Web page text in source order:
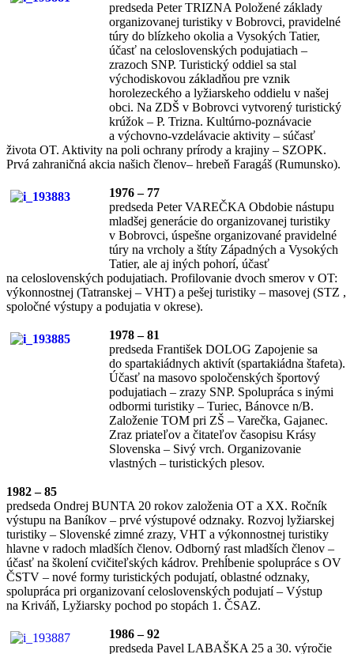
predseda Peter TRIZNA Položené základy
organizovanej turistiky v Bobrovci, pravidelné
túry do blízkeho okolia a Vysokých Tatier,
účasť na celoslovenských podujatiach –
zrazoch SNP. Turistický oddiel sa stal
východiskovou základňou pre vznik
horolezeckého a lyžiarskeho oddielu v našej
obci. Na ZDŠ v Bobrovci vytvorený turistický
krúžok – P. Trizna. Kultúrno-poznávacie
a výchovno-vzdelávacie aktivity – súčasť
života OT. Aktivity na poli ochrany prírody a krajiny – SZOPK.
Prvá zahraničná akcia našich členov– hrebeň Faragáš (Rumunsko).
1976 – 77
predseda Peter VAREČKA Obdobie nástupu
mladšej generácie do organizovanej turistiky
v Bobrovci, úspešne organizované pravidelné
túry na vrcholy a štíty Západných a Vysokých
Tatier, ale aj iných pohorí, účasť
na celoslovenských podujatiach. Profilovanie dvoch smerov v OT:
výkonnostnej (Tatranskej – VHT) a pešej turistiky – masovej (STZ ,
spoločné výstupy a podujatia v okrese).
1978 – 81
predseda František DOLOG Zapojenie sa
do spartakiádnych aktivít (spartakiádna štafeta).
Účasť na masovo spoločenských športový
podujatiach – zrazy SNP. Spolupráca s inými
odbormi turistiky – Turiec, Bánovce n/B.
Založenie TOM pri ZŠ – Varečka, Gajanec.
Zraz priateľov a čitateľov časopisu Krásy
Slovenska – Sivý vrch. Organizovanie
vlastných – turistických plesov.
1982 – 85
predseda Ondrej BUNTA 20 rokov založenia OT a XX. Ročník
výstupu na Baníkov – prvé výstupové odznaky. Rozvoj lyžiarskej
turistiky – Slovenské zimné zrazy, VHT a výkonnostnej turistiky
hlavne v radoch mladších členov. Odborný rast mladších členov –
účasť na školení cvičiteľských kádrov. Prehĺbenie spolupráce s OV
ČSTV – nové formy turistických podujatí, oblastné odznaky,
spolupráca pri organizovaní celoslovenských podujatí – Výstup
na Kriváň, Lyžiarsky pochod po stopách 1. ČSAZ.
1986 – 92
predseda Pavel LABAŠKA 25 a 30. výročie